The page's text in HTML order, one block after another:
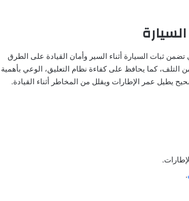
ثبات السيارة أثناء السير وأمان القيادة على الطرق
التلف، كما يحافظ على كفاءة نظام التعليق، الوعي بأهمية
يطيل عمر الإطارات ويقلل من المخاطر أثناء القيادة.
.